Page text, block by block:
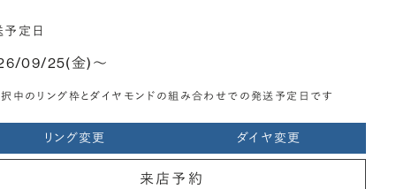
予定日
09/25(金)〜
中のリング枠とダイヤモンドの組み合わせでの発送予定日です
リング変更 ダイヤ変更
来店予約